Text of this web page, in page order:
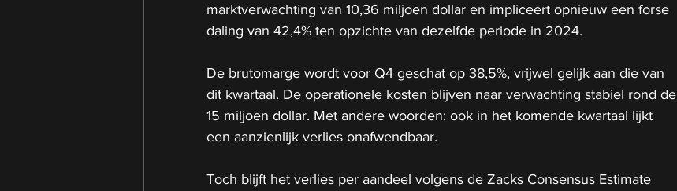
marktverwachting van 10,36 miljoen dollar en impliceert opnieuw een forse
daling van 42,4% ten opzichte van dezelfde periode in 2024.
De brutomarge wordt voor Q4 geschat op 38,5%, vrijwel gelijk aan die van
dit kwartaal. De operationele kosten blijven naar verwachting stabiel rond de
15 miljoen dollar. Met andere woorden: ook in het komende kwartaal lijkt
een aanzienlijk verlies onafwendbaar.
Toch blijft het verlies per aandeel volgens de Zacks Consensus Estimate